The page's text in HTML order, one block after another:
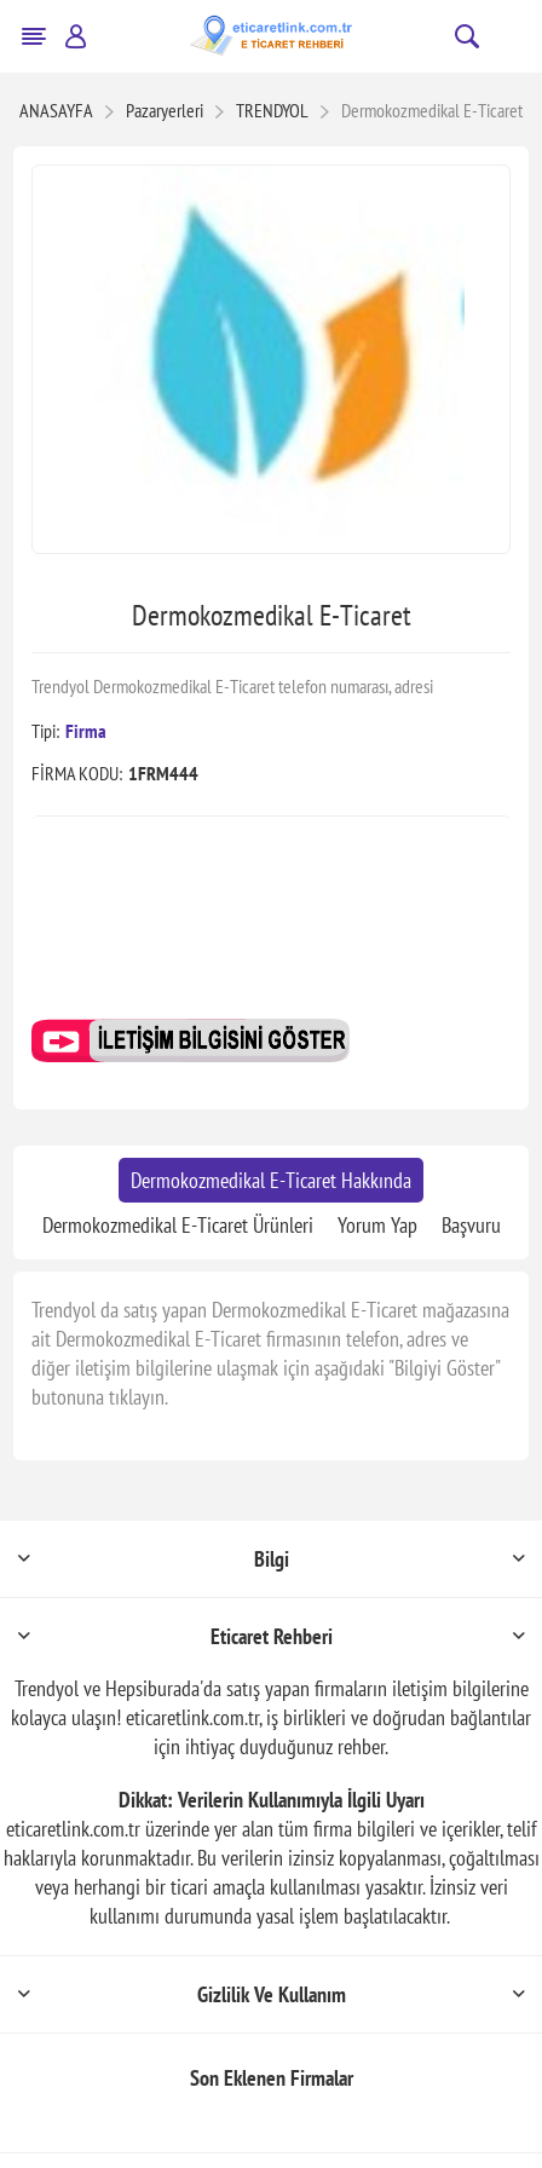
ANASAYFA Pazaryerleri TRENDYOL Dermokozmedikal E-Ticaret
Dermokozmedikal E-Ticaret
Trendyol Dermokozmedikal E-Ticaret telefon numarası, adresi
Tipi: Firma
FİRMA KODU: 1FRM444
Dermokozmedikal E-Ticaret Hakkında
Dermokozmedikal E-Ticaret Ürünleri
Yorum Yap Başvuru
Trendyol da satış yapan Dermokozmedikal E-Ticaret mağazasına
ait Dermokozmedikal E-Ticaret firmasının telefon, adres ve
diğer iletişim bilgilerine ulaşmak için aşağıdaki "Bilgiyi Göster"
butonuna tıklayın.
Bilgi
Eticaret Rehberi
Trendyol ve Hepsiburada'da satış yapan firmaların iletişim bilgilerine
kolayca ulaşın! eticaretlink.com.tr, iş birlikleri ve doğrudan bağlantılar
için ihtiyaç duyduğunuz rehber.
Dikkat: Verilerin Kullanımıyla İlgili Uyarı
eticaretlink.com.tr üzerinde yer alan tüm firma bilgileri ve içerikler, telif
haklarıyla korunmaktadır. Bu verilerin izinsiz kopyalanması, çoğaltılması
veya herhangi bir ticari amaçla kullanılması yasaktır. İzinsiz veri
kullanımı durumunda yasal işlem başlatılacaktır.
Gizlilik Ve Kullanım
Son Eklenen Firmalar